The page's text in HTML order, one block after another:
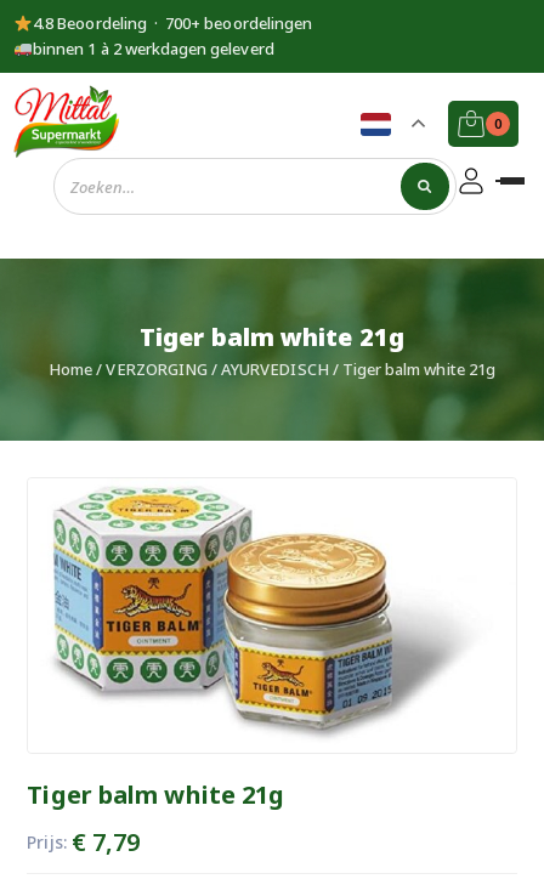
4.8 Beoordeling · 700+ beoordelingen
binnen 1 à 2 werkdagen geleverd
Supermarkt
Mittal
0
Tiger balm white 21g
Home/VERZORGING /AYURVEDISCH / Tiger balm white 21g
Tiger balm white 21g
Prijs: €7,79